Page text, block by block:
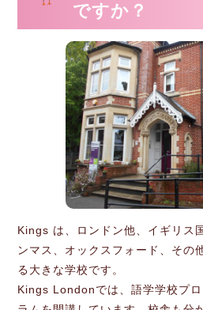
ですか？
Kings は、ロンドン他、イギリス
ンマス、オックスフォード、その
る大きな学校です。
Kings Londonでは、語学学校プ